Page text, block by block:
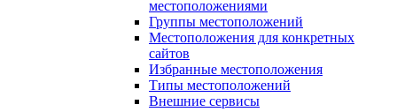
местоположениями
Группы местоположений
Местоположения для конкретных
сайтов
Избранные местоположения
Типы местоположений
Внешние сервисы